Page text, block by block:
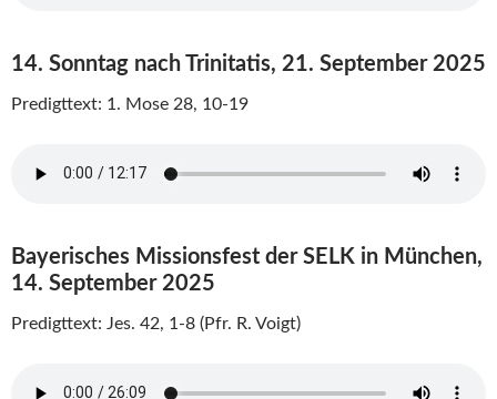
14. Sonntag nach Trinitatis, 21. September 2025
Predigttext: 1. Mose 28, 10-19
Bayerisches Missionsfest der SELK in München,
14. September 2025
Predigttext: Jes. 42, 1-8 (Pfr. R. Voigt)